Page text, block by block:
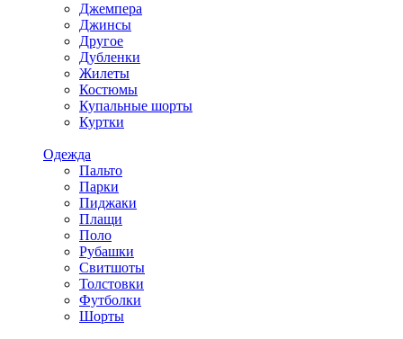
Джемпера
Джинсы
Другое
Дубленки
Жилеты
Костюмы
Купальные шорты
Куртки
Одежда
Пальто
Парки
Пиджаки
Плащи
Поло
Рубашки
Свитшоты
Толстовки
Футболки
Шорты